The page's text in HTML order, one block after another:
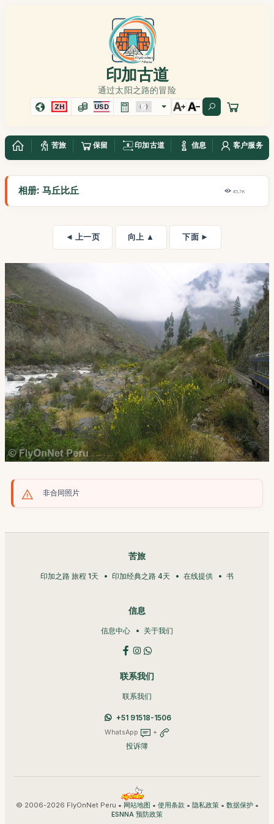
印加古道
通过太阳之路的冒险
ZH USD
苦旅 保留 印加古道 信息 客户服务
相册: 马丘比丘 45,7K
◄ 上一页 向上 ▲ 下面 ►
非合同照片
苦旅
印加之路 旅程 1天 印加经典之路 4天 在线提供 书
信息
信息中心 关于我们
联系我们
联系我们
+51 91518-1506
WhatsApp +
投诉簿
© 2006-2026 FlyOnNet Peru • 网站地图 • 使用条款 • 隐私政策• 数据保护•
ESNNA 预防政策